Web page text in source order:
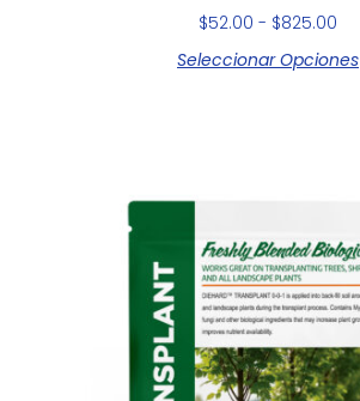
$52.00 - $825.00
Seleccionar Opciones